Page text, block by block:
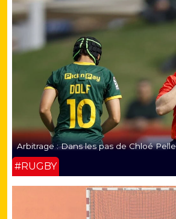
Arbitrage : Dans les pas de Chloé Pelle
#RUGBY